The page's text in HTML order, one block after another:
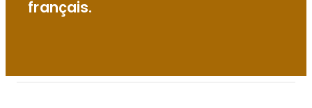
français.